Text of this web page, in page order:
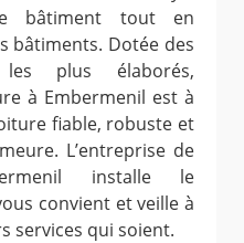
bâtiment tout en
bâtiments. Dotée des
les plus élaborés,
à Embermenil est à
fiable, robuste et
L’entreprise de
installe le
convient et veille à
services qui soient.